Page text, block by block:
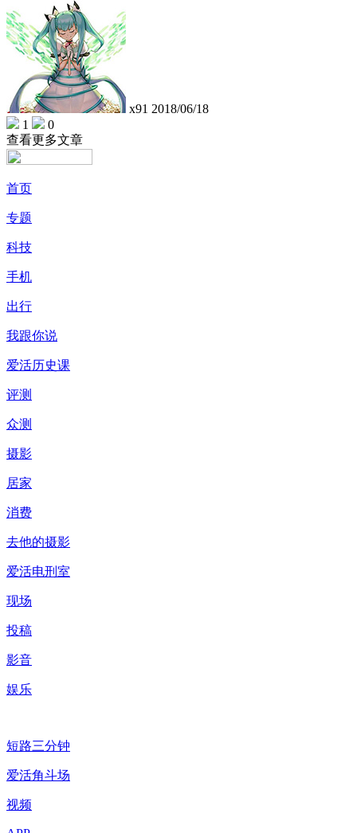
x91 2018/06/18
1
0
查看更多文章
首页
专题
科技
手机
出行
我跟你说
爱活历史课
评测
众测
摄影
居家
消费
去他的摄影
爱活电刑室
现场
投稿
影音
娱乐
短路三分钟
爱活角斗场
视频